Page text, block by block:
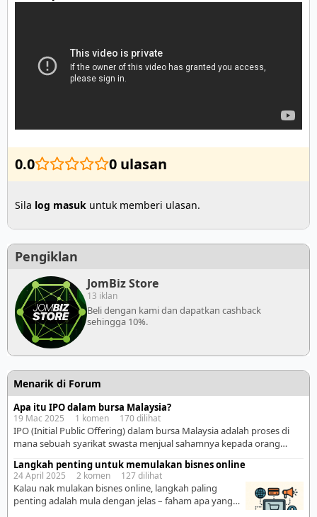
0.0 0 ulasan
Sila log masuk untuk memberi ulasan.
Pengiklan
JomBiz Store
13 iklan
Beli dengan kami dan dapatkan cashback
sehingga 10%.
Menarik di Forum
Apa itu IPO dalam bursa Malaysia?
19 Mac 2025 1 komen 170 dilihat
IPO (Initial Public Offering) dalam bursa Malaysia adalah proses di
mana sebuah syarikat swasta menjual sahamnya kepada orang
syarikat mengumpulkan dana daripada pelabur untuk membiayai
pertumbuhan, membayar hutang, atau memenuhi keperluan
perniagaan lain. Proses IPO di Bursa Malaysia: ▪ Persiapan &
Penilaian — Syarikat menilai kelayakan […]
Langkah penting untuk memulakan bisnes online
24 April 2025 2 komen 127 dilihat
Kalau nak mulakan bisnes online, langkah paling
penting adalah mula dengan jelas – faham apa yang